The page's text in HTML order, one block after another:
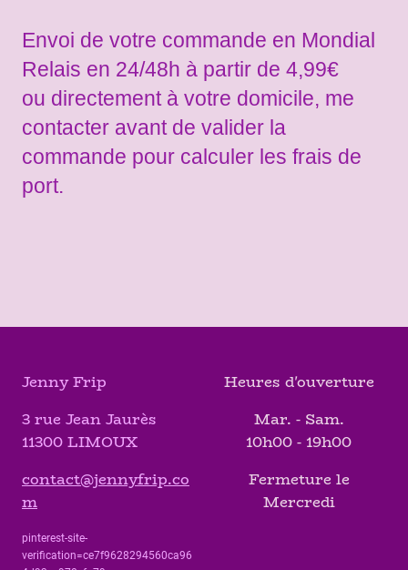
Envoi de votre commande en Mondial
Relais en 24/48h à partir de 4,99€
ou directement à votre domicile, me
contacter avant de valider la
commande pour calculer les frais de
port.
Jenny Frip
3 rue Jean Jaurès
11300 LIMOUX
contact@jennyfrip.co
m
pinterest-site-
verification=ce7f9628294560ca96
Heures d'ouverture
Mar. - Sam.
10h00 - 19h00
Fermeture le
Mercredi